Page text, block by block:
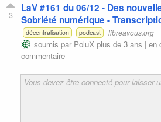
3
LaV #161 du 06/12 - Des
Sobriété numérique -
décentralisation
podcast libreavous.org
soumis par PoluX plus de 3 ans | en
commentaire